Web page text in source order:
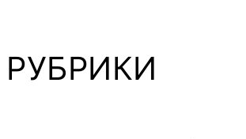
РУБРИКИ